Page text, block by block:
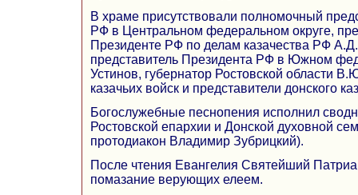
В храме присутствовали полномочный
РФ в Центральном федеральном округе,
Президенте РФ по делам казачества РФ
представитель Президента РФ в Южном
Устинов, губернатор Ростовской области
казачьих войск и представители донского
Богослужебные песнопения исполнил
Ростовской епархии и Донской духовной
протодиакон Владимир Зубрицкий).
После чтения Евангелия Святейший
помазание верующих елеем.